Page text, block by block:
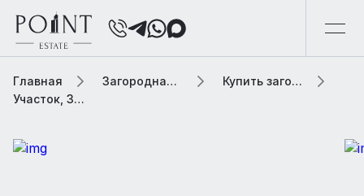
Главная Загородная элитная недвижимость
Купить загородную элитную недвижимость
Участок, 30 сот. В коттеджном поселке «Ивановка»